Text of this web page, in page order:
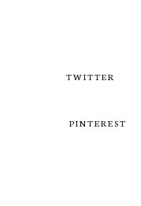
TWITTER
PINTEREST